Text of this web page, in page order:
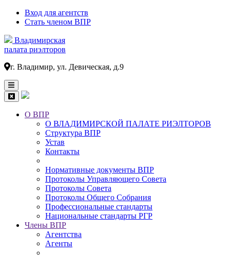
Вход для агентств
Стать членом ВПР
Владимирская
палата риэлторов
г. Владимир, ул. Девическая, д.9
Основная
навигация
О ВПР
О ВЛАДИМИРСКОЙ ПАЛАТЕ РИЭЛТОРОВ
Структура ВПР
Устав
Контакты
Нормативные документы ВПР
Протоколы Управляющего Совета
Протоколы Совета
Протоколы Общего Собрания
Профессиональные стандарты
Национальные стандарты РГР
Члены ВПР
Агентства
Агенты